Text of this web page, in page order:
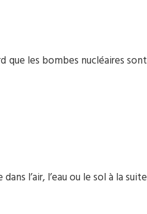
que les bombes nucléaires sont
l’air, l’eau ou le sol à la suite